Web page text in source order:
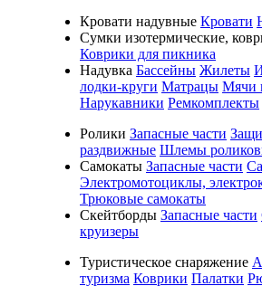
Кровати надувные Кровати
Cумки изотермические,
Коврики для пикника
Надувка Бассейны Жилеты
лодки-круги Матрацы Мячи
Нарукавники Ремкомплекты
Ролики Запасные части
раздвижные Шлемы
Самокаты Запасные части
Электромотоциклы,
Трюковые самокаты
Скейтборды Запасные части
круизеры
Туристическое снаряжение
туризма Коврики Палатки